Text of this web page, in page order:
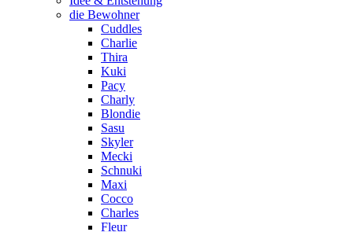
die Bewohner
Cuddles
Charlie
Thira
Kuki
Pacy
Charly
Blondie
Sasu
Skyler
Mecki
Schnuki
Maxi
Cocco
Charles
Fleur